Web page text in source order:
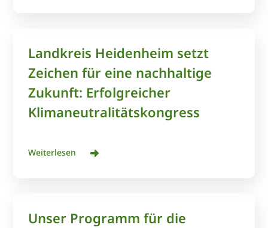
Landkreis Heidenheim setzt
Zeichen für eine nachhaltige
Zukunft: Erfolgreicher
Klimaneutralitätskongress
Weiterlesen
Unser Programm für die